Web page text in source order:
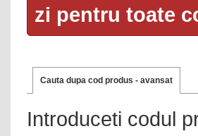
zi pentru toate
Cauta dupa cod produs - avansat
Introduceti codul